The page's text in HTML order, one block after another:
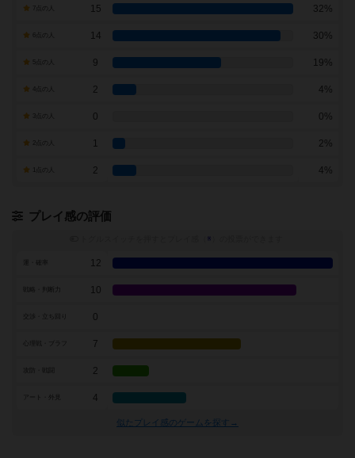
7点の人 15 32%
14 30%
9 19%
2 4%
0 0%
1 2%
2 4%
プレイ感の評価
※
12
戦略・判断力 10
0
7
2
アート・外見 4
似たプレイ感のゲームを探す→